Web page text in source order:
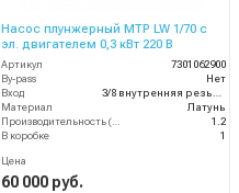
Насос плунжерный MTP LW 1/70 с
эл. двигателем 0,3 кВт 220 В
Артикул
7301062900
By-pass
Нет
Вход
3/8 внутренняя резьба
Материал
Латунь
Производительность (л/мин)
1.2
В коробке
1
Цена
60 000 руб.